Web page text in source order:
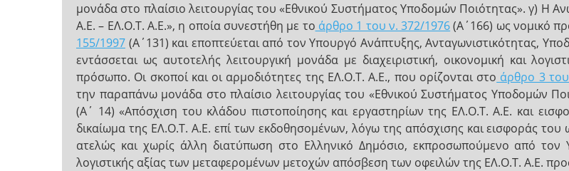
μονάδα στο πλαίσιο λειτουργίας του «Εθνικού Συστήματος Υποδομών Ποιότητας». γ) Η
Α.Ε. – ΕΛ.Ο.Τ. Α.Ε.», η οποία συνεστήθη με το άρθρο 1 του ν. 372/1976(Α΄166) ως νομικό
155/1997 (Α΄131) και εποπτεύεται από τον Υπουργό Ανάπτυξης, Ανταγωνιστικότητας,
εντάσσεται ως αυτοτελής λειτουργική μονάδα με διαχειριστική, οικονομική και
πρόσωπο. Οι σκοποί και οι αρμοδιότητες της ΕΛ.Ο.Τ. Α.Ε., που ορίζονται στο άρθρο 3
την παραπάνω μονάδα στο πλαίσιο λειτουργίας του «Εθνικού Συστήματος Υποδομών
(Α΄ 14) «Απόσχιση του κλάδου πιστοποίησης και εργαστηρίων της ΕΛ.Ο.Τ. Α.Ε. και
δικαίωμα της ΕΛ.Ο.Τ. Α.Ε. επί των εκδοθησομένων, λόγω της απόσχισης και εισφοράς
ατελώς και χωρίς άλλη διατύπωση στο Ελληνικό Δημόσιο, εκπροσωπούμενο από
λογιστικής αξίας των μεταφερομένων μετοχών απόσβεση των οφειλών της ΕΛ.Ο.Τ. Α.Ε.